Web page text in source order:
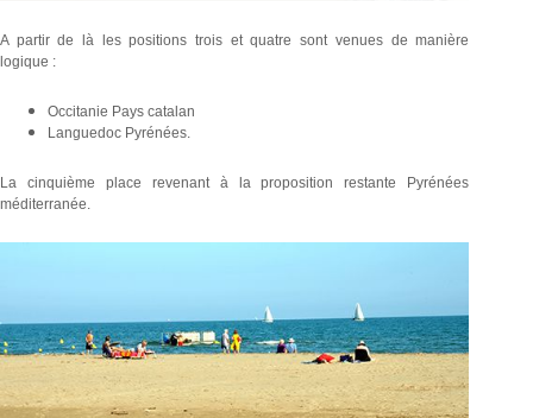
A partir de là les positions trois et quatre sont venues de manière
logique :
Occitanie Pays catalan
Languedoc Pyrénées.
La cinquième place revenant à la proposition restante Pyrénées
méditerranée.